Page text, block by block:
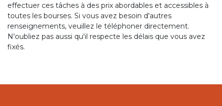
effectuer ces tâches à des prix abordables et accessibles à
toutes les bourses. Si vous avez besoin d'autres
renseignements, veuillez le téléphoner directement.
N'oubliez pas aussi qu'il respecte les délais que vous avez
fixés.